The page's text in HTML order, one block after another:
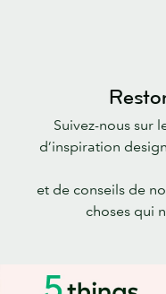
Suivez-nous sur
d’inspiration
et de conseils de
choses qui